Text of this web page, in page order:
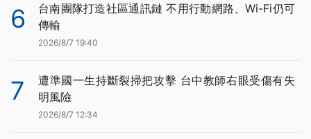
6
台南團隊打造社區通訊鏈 不用行動網路、Wi-Fi仍可
傳輸
2026/8/7 19:40
7
遭準國一生持斷裂掃把攻擊 台中教師右眼受傷有失
明風險
2026/8/7 12:34